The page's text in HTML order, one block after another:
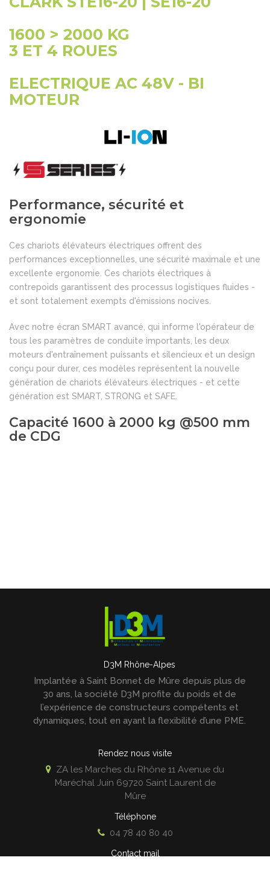
1600 > 2000 KG
3 ET 4 ROUES
ELECTRIQUE AC 48V - BI
MOTEUR
Performance, sécurité et
ergonomie
Ces chariots élévateurs électriques offrent des
performances exceptionnelles, une sécurité maximale et une
excellente ergonomie. Ces chariots électriques à
contrepoids garantissent des processus logistiques fluides -
et sont totalement exempts d'émissions nocives.
Avec notre écran SMART avancé, qui informe l'opérateur de
tous les paramètres de conduite importants, les deux
moteurs d'entraînement puissants et silencieux et un design
conçu pour durer, ces modèles représentent la nouvelle
génération de chariots élévateurs électriques - et cette
génération est SMART, STRONG et SAFE.
Capacité 1600 à 2000 kg @500 mm
de CDG
D3M Rhône-Alpes
Implantée à Saint Bonnet de Mûre depuis plus de
30 ans, la société D3M profite du poids et de
l’expérience de constructeurs compétents et
dynamiques, tout en ayant la flexibilité d’une PME.
Rendez nous visite
ZA les Marches du Rhône 11 Avenue du
Maréchal Juin 69720 Saint Laurent de
Mûre
Téléphone
04 78 40 80 40
Contact mail